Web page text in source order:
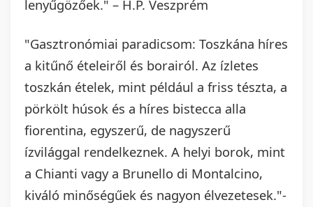
lenyűgözőek." – H.P. Veszprém
"Gasztronómiai paradicsom: Toszkána híres
a kitűnő ételeiről és borairól. Az ízletes
toszkán ételek, mint például a friss tészta, a
pörkölt húsok és a híres bistecca alla
fiorentina, egyszerű, de nagyszerű
ízvilággal rendelkeznek. A helyi borok, mint
a Chianti vagy a Brunello di Montalcino,
kiváló minőségűek és nagyon élvezetesek."-